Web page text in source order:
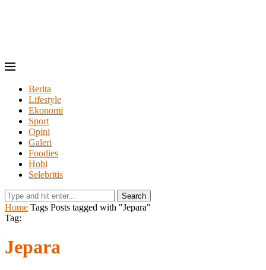
Berita
Lifestyle
Ekonomi
Sport
Opini
Galeri
Foodies
Hobi
Selebritis
Search
Home Tags Posts tagged with "Jepara"
Tag:
Jepara